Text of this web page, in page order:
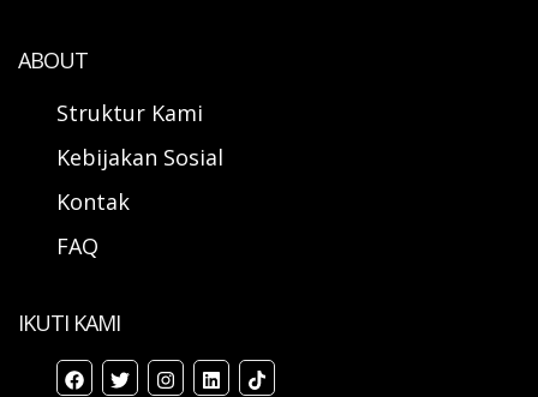
ABOUT
Struktur Kami
Kebijakan Sosial
Kontak
FAQ
IKUTI KAMI